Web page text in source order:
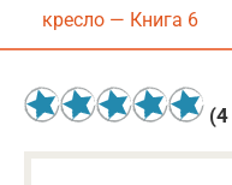
кресло — Книга 6
(4